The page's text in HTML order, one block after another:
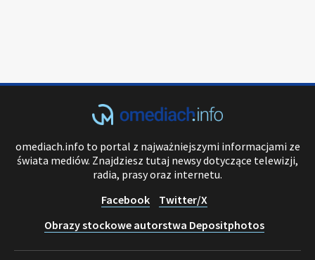
omediach.info to portal z najważniejszymi informacjami ze
świata mediów. Znajdziesz tutaj newsy dotyczące telewizji,
radia, prasy oraz internetu.
Facebook
Twitter/X
Obrazy stockowe autorstwa Depositphotos